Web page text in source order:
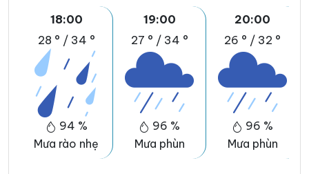
18:00
28 ° / 34 °
94 %
Mưa rào nhẹ
19:00
27 ° / 34 °
96 %
Mưa phùn
20:00
26 ° / 32 °
96 %
Mưa phùn